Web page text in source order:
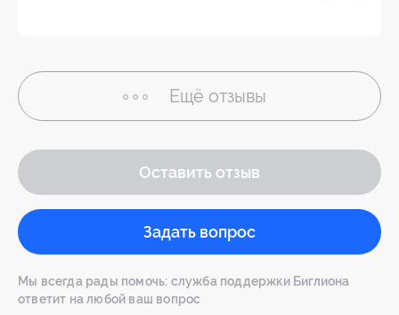
Ещё отзывы
Оставить отзыв
Задать вопрос
Мы всегда рады помочь: служба поддержки Биглиона
ответит на любой ваш вопрос